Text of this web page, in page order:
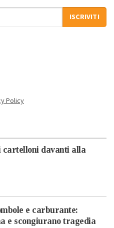
ISCRIVITI
Policy
davanti alla
e carburante:
e scongiurano tragedia